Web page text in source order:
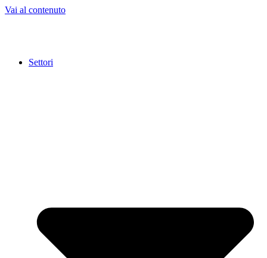
Vai al contenuto
Settori